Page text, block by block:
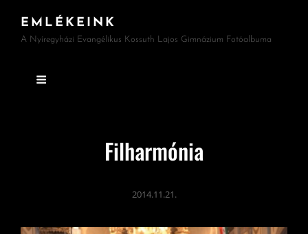
EMLÉKEINK
A Nyíregyházi Evangélikus Kossuth Lajos Gimnázium Fotóalbuma
Filharmónia
2014.11.21.